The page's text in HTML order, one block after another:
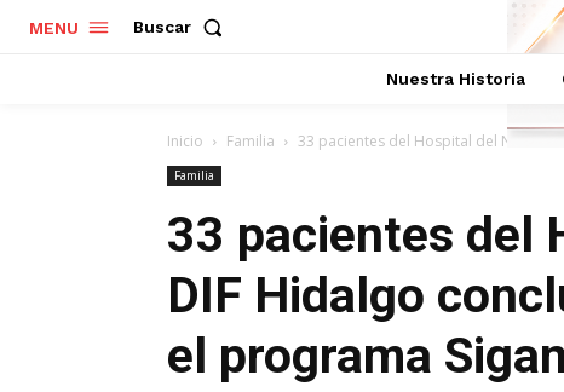
MENU Buscar
Nuestra Historia
Inicio Familia 33 pacientes del Hospital del Niño DIF
Familia
33 pacientes del
DIF Hidalgo
el programa